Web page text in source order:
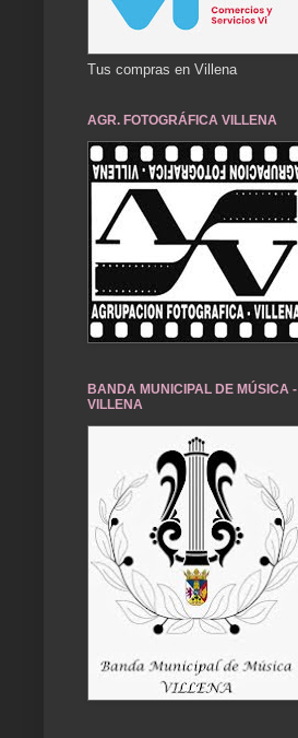
Tus compras en Villena
AGR. FOTOGRÁFICA VILLENA
BANDA MUNICIPAL DE MÚSICA -
VILLENA